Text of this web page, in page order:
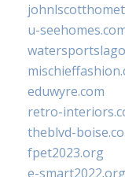
u-
eduwyre.com
retro-
theblvd-
fpet2023.org
e-smart2022.org